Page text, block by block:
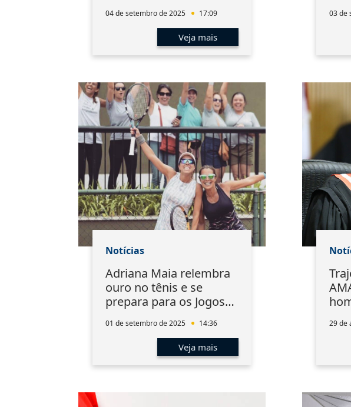
desde 2020
04 de setembro de 2025 17:09
Veja mais
03 de
Notícias
Adriana Maia relembra
ouro no tênis e se
prepara para os Jogos
Salvador
01 de setembro de 2025 14:36
Veja mais
29 de